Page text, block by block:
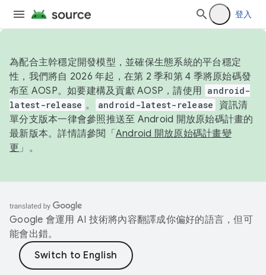
登入
為配合主幹穩定開發模型，並確保生態系統的平台穩定
性，我們將自 2026 年起，在第 2 季和第 4 季將原始碼發
布至 AOSP。如要建構及貢獻 AOSP，請使用 android-
latest-release 。 android-latest-release
資訊清
單分支版本一律會參照推送至 Android 開放原始碼計畫的
最新版本。詳情請參閱「 Android 開放原始碼計畫變
更 」。
Google 會運用 AI 技術將內容翻譯成你偏好的語言，但可
能會出錯。